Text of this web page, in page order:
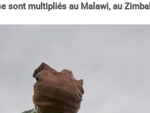
sont multipliés au Malawi, au